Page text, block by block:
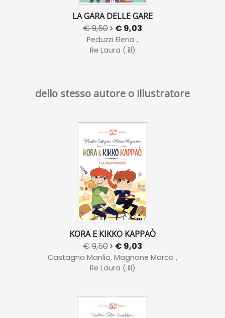
LA GARA DELLE GARE
€ 9,50 € 9,03
Peduzzi Elena ,
Re Laura (.ill)
dello stesso autore o illustratore
KORA E KIKKO KAPPAÒ
€ 9,50 € 9,03
Castagna Manlio, Magnone Marco ,
Re Laura (.ill)